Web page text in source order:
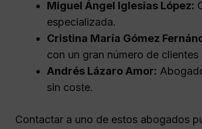
Miguel Ángel Iglesias López:
especializada.
Cristina María Gómez
con un gran número de clientes
Andrés Lázaro Amor:
sin coste.
Contactar a uno de estos abogados